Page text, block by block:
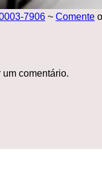
7906 ~ Comente
comentário.